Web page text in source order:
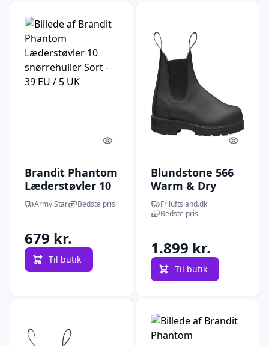
Quick look
Brandit Phantom
Læderstøvler 10
snørrehuller Sort
- 39 EU / 5 UK
Army Star Bedste pris
679 kr.
Til butik
Quick
Blundstone 566
Warm & Dry
Chelsea Boot
(Sort (BLACK) 40)
Friluftsland.dk
Bedste pris
1.899 kr.
Til butik